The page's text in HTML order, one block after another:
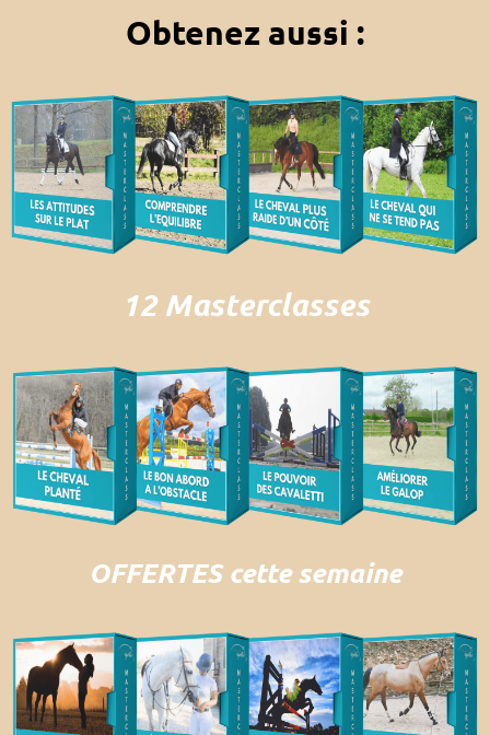
Obtenez aussi :
12 Masterclasses
OFFERTES cette semaine